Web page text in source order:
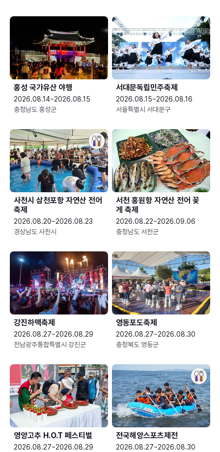
홍성 국가유산 야행
2026.08.14~2026.08.15
충청남도 홍성군
서대문독립민주축제
2026.08.15~2026.08.16
서울특별시 서대문구
사천시 삼천포항 자연산 전어
축제
2026.08.20~2026.08.23
경상남도 사천시
서천 홍원항 자연산 전어 꽃
게 축제
2026.08.22~2026.09.06
충청남도 서천군
강진하맥축제
2026.08.27~2026.08.29
전남광주통합특별시 강진군
영동포도축제
2026.08.27~2026.08.30
충청북도 영동군
영양고추 H.O.T 페스티벌
2026.08.27~2026.08.29
전국해양스포츠제전
2026.08.27~2026.08.30